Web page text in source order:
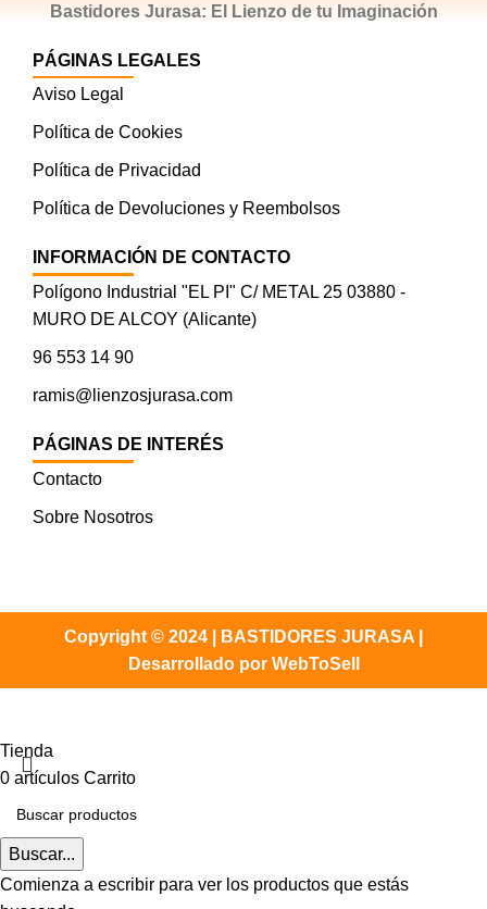
Bastidores Jurasa: El Lienzo de tu Imaginación
PÁGINAS LEGALES
Aviso Legal
Política de Cookies
Política de Privacidad
Política de Devoluciones y Reembolsos
INFORMACIÓN DE CONTACTO
Polígono Industrial "EL PI" C/ METAL 25 03880 -
MURO DE ALCOY (Alicante)
96 553 14 90
ramis@lienzosjurasa.com
PÁGINAS DE INTERÉS
Contacto
Sobre Nosotros
Copyright © 2024 | BASTIDORES JURASA |
Desarrollado por WebToSell
Buscar...
Comienza a escribir para ver los productos que estás
Tienda
0 artículos Carrito